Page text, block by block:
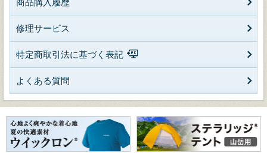
商品購入履歴
修理サービス
特定商取引法に基づく表記
よくある質問